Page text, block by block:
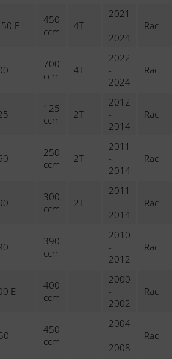
F
450
ccm
4T
2021
-
2024
Rac
700
ccm
4T
2022
-
2024
Rac
125
ccm
2T
2012
-
2014
Rac
250
ccm
2T
2011
-
2014
Rac
300
ccm
2T
2011
-
2014
Rac
390
ccm
2010
-
2012
Rac
E
400
ccm
2000
-
2002
Rac
450
ccm
2004
-
2008
Rac